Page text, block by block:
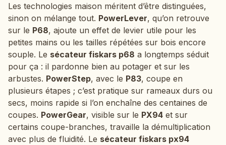
Les technologies maison méritent d’être distinguées,
sinon on mélange tout. PowerLever, qu’on retrouve
sur le P68, ajoute un effet de levier utile pour les
petites mains ou les tailles répétées sur bois encore
souple. Le sécateur fiskars p68 a longtemps séduit
pour ça : il pardonne bien au potager et sur les
arbustes. PowerStep, avec le P83, coupe en
plusieurs étapes ; c’est pratique sur rameaux durs ou
secs, moins rapide si l’on enchaîne des centaines de
coupes. PowerGear, visible sur le PX94 et sur
certains coupe-branches, travaille la démultiplication
avec plus de fluidité. Le sécateur fiskars px94